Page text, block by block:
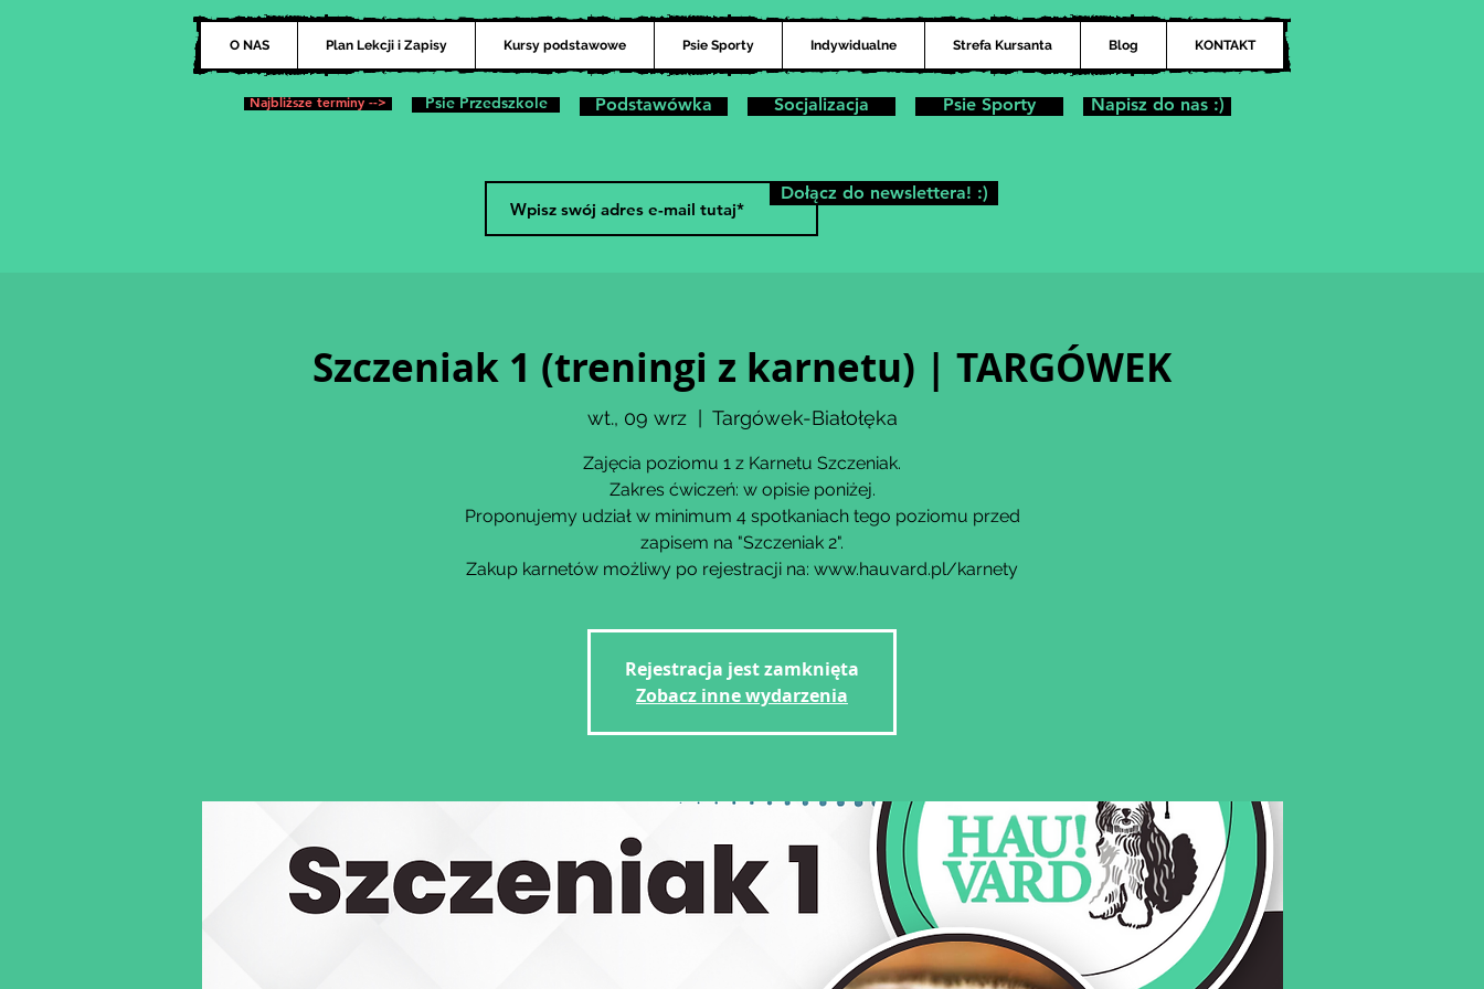
O NAS Plan Lekcji i Zapisy Kursy podstawowe Psie Sporty Indywidualne Strefa Kursanta Blog KONTAKT
Najbliższe terminy --> Psie Przedszkole Podstawówka Socjalizacja Psie Sporty Napisz do nas :)
Szczeniak 1 (treningi z karnetu) | TARGÓWEK
wt., 09 wrz
  |
Targówek-Białołęka
Zajęcia poziomu 1 z Karnetu Szczeniak.
Zakres ćwiczeń: w opisie poniżej.
Proponujemy udział w minimum 4 spotkaniach tego poziomu przed
zapisem na "Szczeniak 2".
Zakup karnetów możliwy po rejestracji na: www.hauvard.pl/karnety
Rejestracja jest zamknięta
Zobacz inne wydarzenia
Dołącz do newslettera! :)